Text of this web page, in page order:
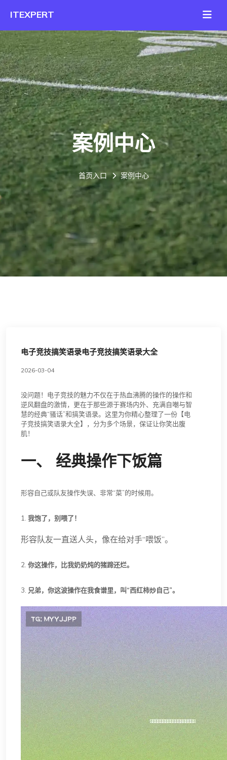
案例中心
首页入口 案例中心
电子竞技搞笑语录电子竞技搞笑语录大全
2026-03-04
没问题！电子竞技的魅力不仅在于热血沸腾的操作的操作和
逆风翻盘的激情，更在于那些源于赛场内外、充满自嘲与智
慧的经典“骚话”和搞笑语录。这里为你精心整理了一份【电
子竞技搞笑语录大全】，分为多个场景，保证让你笑出腹
肌！
一、 经典操作下饭篇
形容自己或队友操作失误、非常“菜”的时候用。
1. 我饱了，别喂了！
形容队友一直送人头，像在给对手“喂饭”。
2. 你这操作，比我奶奶炖的猪蹄还烂。
3. 兄弟，你这波操作在我食谱里，叫“西红柿炒自己”。